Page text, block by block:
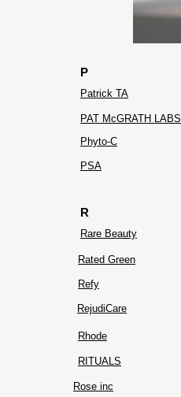
Rose inc
Rare Beauty
Phyto-C
PSA
Rated Green
RejudiCare
Refy
Rhode
RITUALS
Patrick TA
P
R
PAT McGRATH LABS